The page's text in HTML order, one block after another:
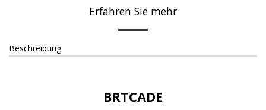
Erfahren Sie mehr
Beschreibung
BRTCADE